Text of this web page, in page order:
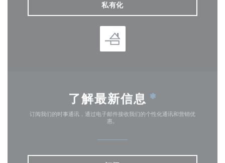
私有化
了解最新信息 *
订阅我们的时事通讯，通过电子邮件接收我们的个性化通讯和营销优
惠。